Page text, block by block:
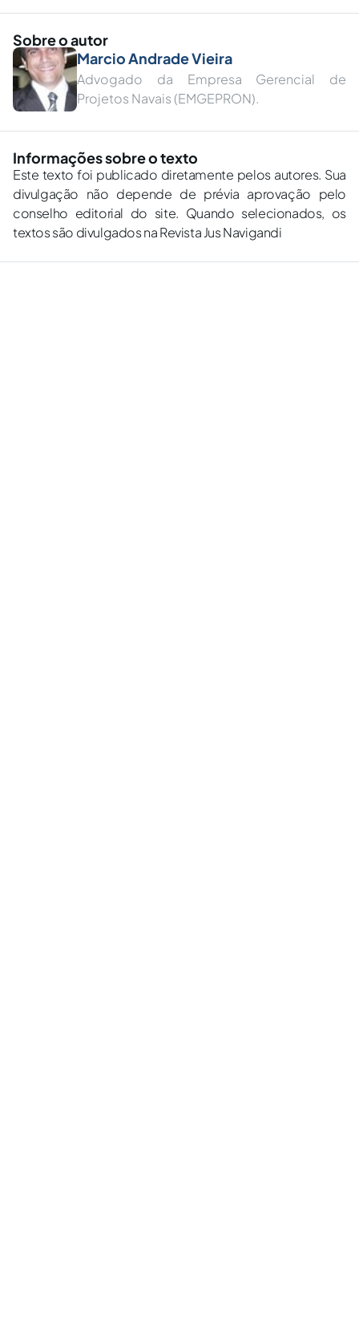
Sobre o autor
Marcio Andrade Vieira
Advogado da Empresa Gerencial de
Projetos Navais (EMGEPRON).
Informações sobre o texto
Este texto foi publicado diretamente pelos autores. Sua
divulgação não depende de prévia aprovação pelo
conselho editorial do site. Quando selecionados, os
textos são divulgados na Revista Jus Navigandi